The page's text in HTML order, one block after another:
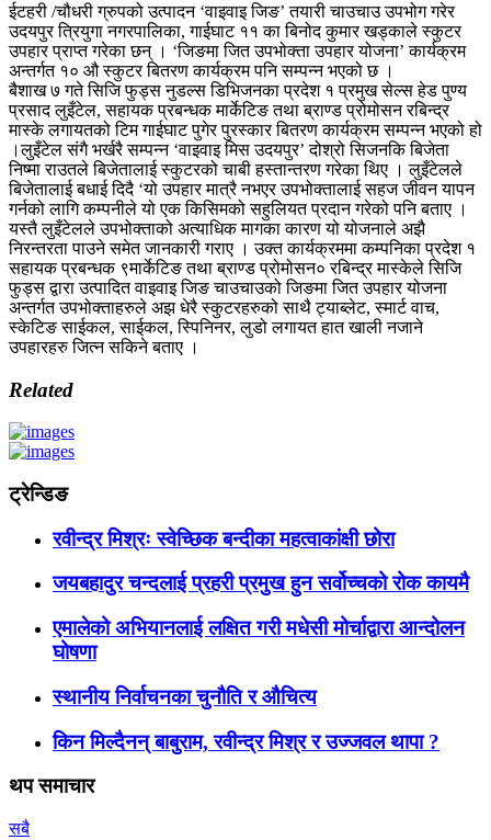
ईटहरी /चौधरी ग्रुपको उत्पादन ‘वाइवाइ जिङ’ तयारी चाउचाउ उपभोग गरेर
उदयपुर त्रियुगा नगरपालिका, गाईघाट ११ का बिनोद कुमार खड्काले स्कुटर
उपहार प्राप्त गरेका छन् । ‘जिङमा जित उपभोक्ता उपहार योजना’ कार्यक्रम
अन्तर्गत १० औ स्कुटर बितरण कार्यक्रम पनि सम्पन्न भएको छ ।
बैशाख ७ गते सिजि फुड्स नुडल्स डिभिजनका प्रदेश १ प्रमुख सेल्स हेड पुण्य
प्रसाद लुइँटेल, सहायक प्रबन्धक मार्केटिङ तथा ब्राण्ड प्रोमोसन रबिन्द्र
मास्के लगायतको टिम गाईघाट पुगेर पुरस्कार बितरण कार्यक्रम सम्पन्न भएको हो
।लुइँटेल संगै भर्खरै सम्पन्न ‘वाइवाइ मिस उदयपुर’ दोश्रो सिजनकि बिजेता
निष्मा राउतले बिजेतालाई स्कुटरको चाबी हस्तान्तरण गरेका थिए । लुइँटेलले
बिजेतालाई बधाई दिदै ‘यो उपहार मात्रै नभएर उपभोक्तालाई सहज जीवन यापन
गर्नको लागि कम्पनीले यो एक किसिमको सहुलियत प्रदान गरेको पनि बताए ।
यस्तै लुइँटेलले उपभोक्ताको अत्याधिक मागका कारण यो योजनाले अझै
निरन्तरता पाउने समेत जानकारी गराए । उक्त कार्यक्रममा कम्पनिका प्रदेश १
सहायक प्रबन्धक ९मार्केटिङ तथा ब्राण्ड प्रोमोसन० रबिन्द्र मास्केले सिजि
फुड्स द्वारा उत्पादित वाइवाइ जिङ चाउचाउको जिङमा जित उपहार योजना
अन्तर्गत उपभोक्ताहरुले अझ धेरै स्कुटरहरुको साथै ट्याब्लेट, स्मार्ट वाच,
स्केटिङ साईकल, साईकल, स्पिनिनर, लुडो लगायत हात खाली नजाने
उपहारहरु जित्न सकिने बताए ।
Related
ट्रेन्डिङ
रवीन्द्र मिश्रः स्वेच्छिक बन्दीका महत्वाकांक्षी छोरा
जयबहादुर चन्दलाई प्रहरी प्रमुख हुन सर्वोच्चको रोक कायमै
एमालेको अभियानलाई लक्षित गरी मधेसी मोर्चाद्वारा आन्दोलन
घोषणा
स्थानीय निर्वाचनका चुनौति र औचित्य
किन मिल्दैनन् बाबुराम, रवीन्द्र मिश्र र उज्जवल थापा ?
थप समाचार
सबै